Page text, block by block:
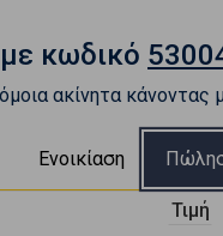
κωδικό
ακίνητα κάνοντας
Ενοικίαση
Τιμή